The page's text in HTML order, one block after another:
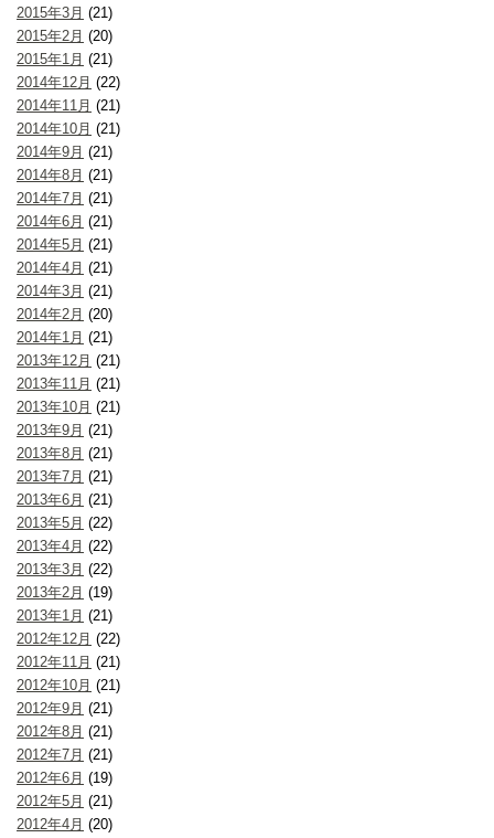
2015年3月 (21)
2015年2月 (20)
2015年1月 (21)
2014年12月 (22)
2014年11月 (21)
2014年10月 (21)
2014年9月 (21)
2014年8月 (21)
2014年7月 (21)
2014年6月 (21)
2014年5月 (21)
2014年4月 (21)
2014年3月 (21)
2014年2月 (20)
2014年1月 (21)
2013年12月 (21)
2013年11月 (21)
2013年10月 (21)
2013年9月 (21)
2013年8月 (21)
2013年7月 (21)
2013年6月 (21)
2013年5月 (22)
2013年4月 (22)
2013年3月 (22)
2013年2月 (19)
2013年1月 (21)
2012年12月 (22)
2012年11月 (21)
2012年10月 (21)
2012年9月 (21)
2012年8月 (21)
2012年7月 (21)
2012年6月 (19)
2012年5月 (21)
2012年4月 (20)